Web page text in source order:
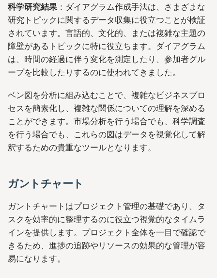
科学研究結果 ：ダイアグラム作成手法は、さまざまな
研究トピックに関するデータ収集に役立つことが検証
されています。言語的、文化的、または複雑な主題の
障壁があるトピックに特に役立ちます。ダイアグラム
は、時間の経過に伴う変化を測定したり、参加者グル
ープを比較したりするのに使われてきました。
ベン図を分析に組み込むことで、複雑なビジネスプロ
セスを簡素化し、複雑な関係についての理解を深める
ことができます。市場分析を行う場合でも、科学調査
を行う場合でも、これらの図はデータを視覚化して解
釈するための貴重なツールとなります。
ガントチャート
ガントチャートはプロジェクト管理の基礎であり、タ
スクを効率的に整理するのに役立つ視覚的なタイムラ
インを提供します。プロジェクト全体を一目で確認で
きるため、進捗の追跡やリソースの効果的な管理が容
易になります。